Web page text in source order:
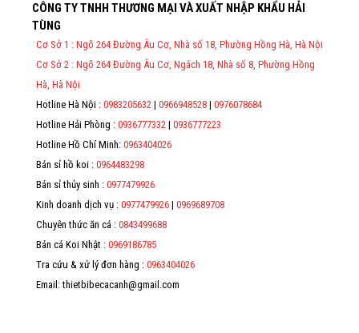
Theo Nghị định 123/2020/NĐ-CP và nghị định 70/2025/NĐ-CP về
việc thực hiện lập Hóa Đơn Điện Tử bán hàng và cung cấp dịch vụ
cho người mua bắt buộc phải thế hiện đầy đủ thông tin: họ tên,
địa chỉ, mã số thuế/ căn cước công dân/ số định danh.
CÔNG TY TNHH THƯƠNG MẠI VÀ XUẤT NHẬP KHẨU HẢI
TÙNG
Cơ Sở 1 : Ngõ 264 Đường Âu Cơ, Nhà số 18, Phường Hồng Hà, Hà Nội
Cơ Sở 2 : Ngõ 264 Đường Âu Cơ, Ngách 18, Nhà số 8, Phường Hồng
Hà, Hà Nội
Hotline Hà Nội : 0983205632 | 0966948528 | 0976078684
Hotline Hải Phòng : 0936777332 | 0936777223
Hotline Hồ Chí Minh: 0963404026
Bán sỉ hồ koi : 0964483298
Bán sỉ thủy sinh : 0977479926
Kinh doanh dịch vụ : 0977479926 | 0969689708
Chuyên thức ăn cá : 0843499688
Bán cá Koi Nhật : 0969186785
Tra cứu & xử lý đơn hàng : 0963404026
Email: thietbibecacanh@gmail.com